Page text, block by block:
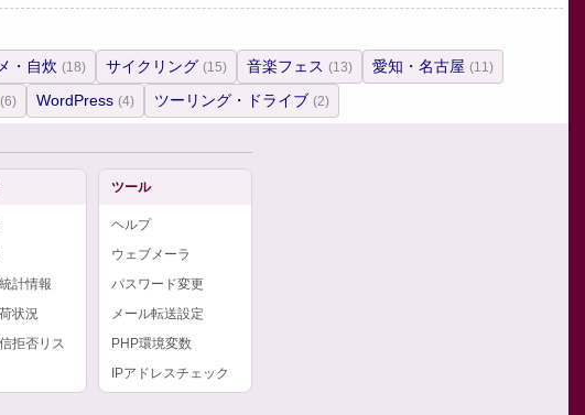
・自炊 (18) サイクリング (15) 音楽フェス (13) 愛知・名古屋 (11)
(6) WordPress (4) ツーリング・ドライブ (2)
計情報
状況
拒否リス
ツール
ヘルプ
ウェブメーラ
パスワード変更
メール転送設定
PHP環境変数
IPアドレスチェック